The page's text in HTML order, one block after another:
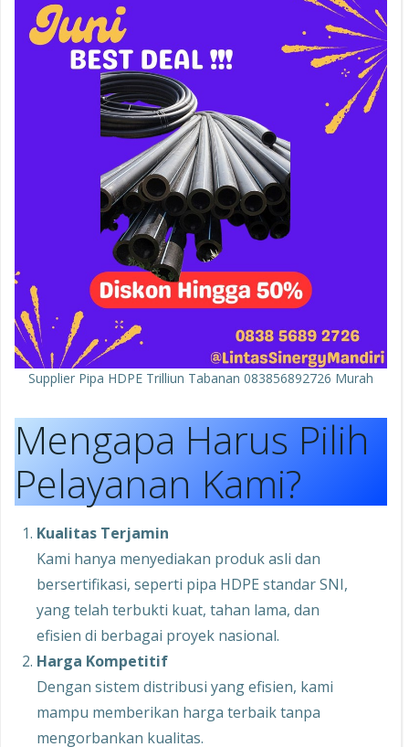
Supplier Pipa HDPE Trilliun Tabanan 083856892726 Murah
Mengapa Harus Pilih
Pelayanan Kami?
Kualitas Terjamin
Kami hanya menyediakan produk asli dan
bersertifikasi, seperti pipa HDPE standar SNI,
yang telah terbukti kuat, tahan lama, dan
efisien di berbagai proyek nasional.
Harga Kompetitif
Dengan sistem distribusi yang efisien, kami
mampu memberikan harga terbaik tanpa
mengorbankan kualitas.